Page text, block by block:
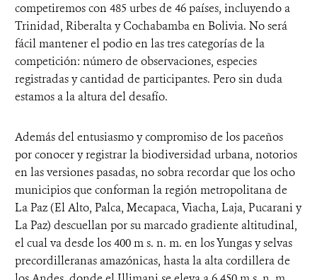
competiremos con 485 urbes de 46 países, incluyendo a
Trinidad, Riberalta y Cochabamba en Bolivia. No será
fácil mantener el podio en las tres categorías de la
competición: número de observaciones, especies
registradas y cantidad de participantes. Pero sin duda
estamos a la altura del desafío.
Además del entusiasmo y compromiso de los paceños
por conocer y registrar la biodiversidad urbana, notorios
en las versiones pasadas, no sobra recordar que los ocho
municipios que conforman la región metropolitana de
La Paz (El Alto, Palca, Mecapaca, Viacha, Laja, Pucarani y
La Paz) descuellan por su marcado gradiente altitudinal,
el cual va desde los 400 m s. n. m. en los Yungas y selvas
precordilleranas amazónicas, hasta la alta cordillera de